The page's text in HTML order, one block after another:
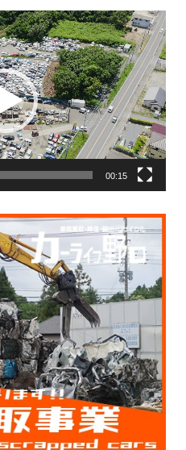
00:15